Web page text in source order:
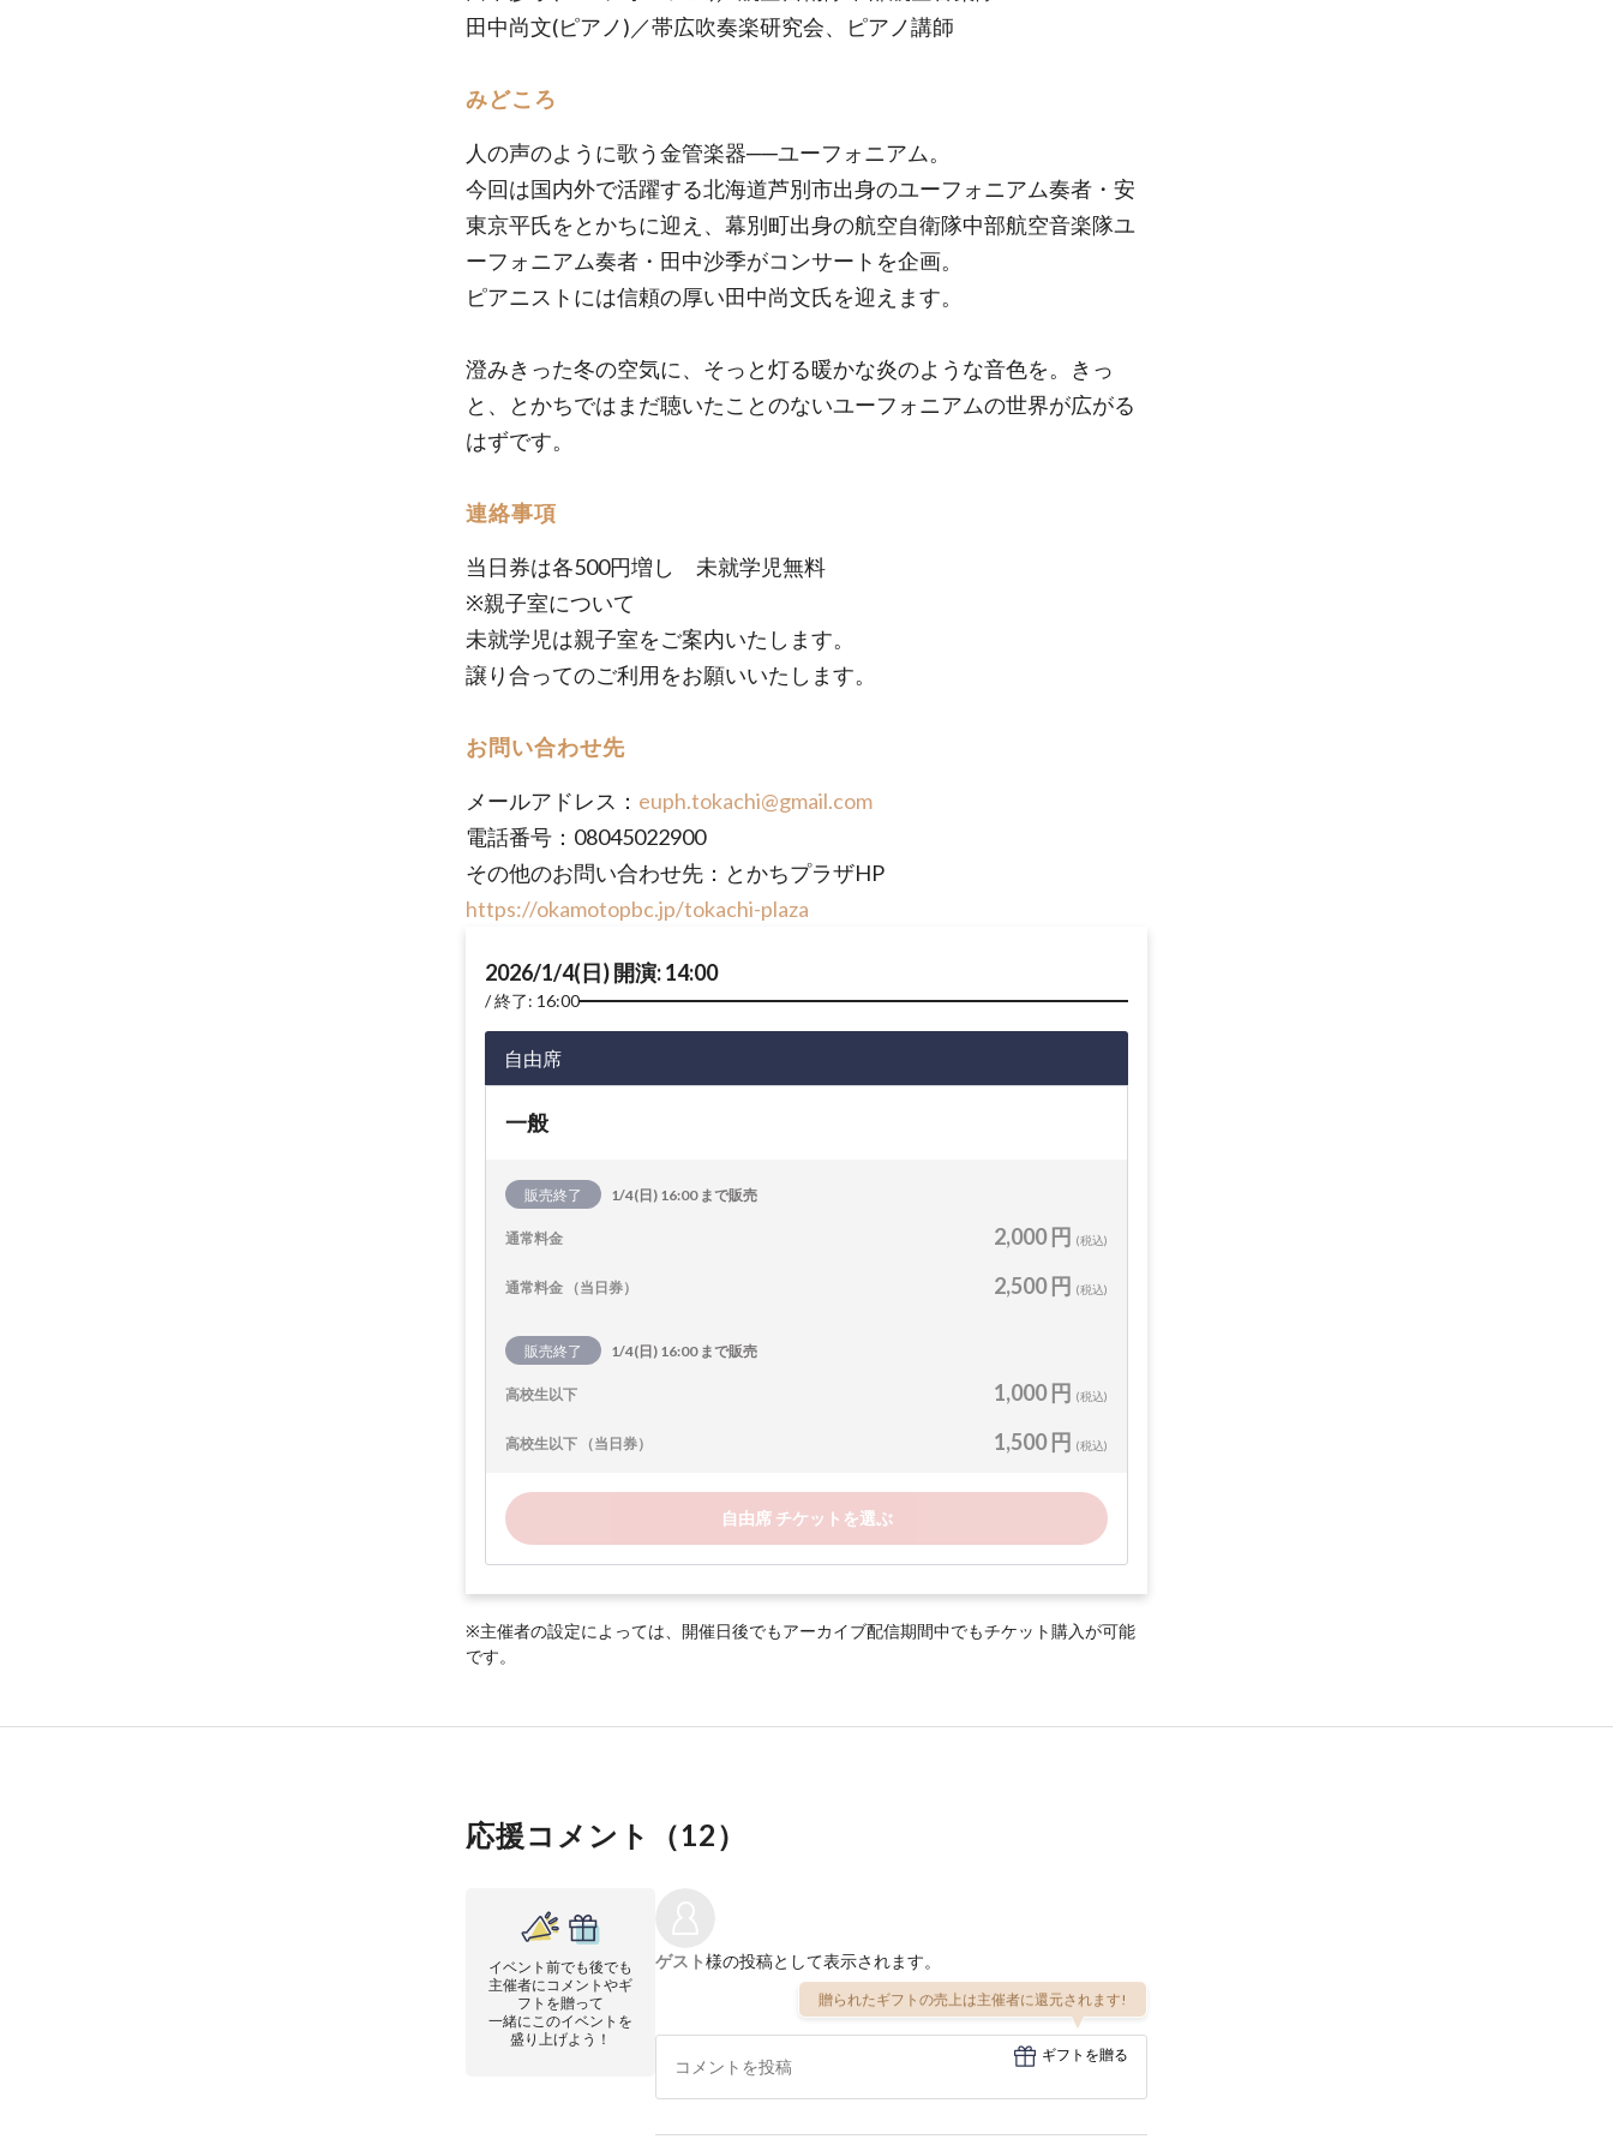
田中尚文(ピアノ)／帯広吹奏楽研究会、ピアノ講師
みどころ
人の声のように歌う金管楽器──ユーフォニアム。
今回は国内外で活躍する北海道芦別市出身のユーフォニアム奏者・安
東京平氏をとかちに迎え、幕別町出身の航空自衛隊中部航空音楽隊ユ
ーフォニアム奏者・田中沙季がコンサートを企画。
ピアニストには信頼の厚い田中尚文氏を迎えます。
澄みきった冬の空気に、そっと灯る暖かな炎のような音色を。きっ
と、とかちではまだ聴いたことのないユーフォニアムの世界が広がる
はずです。
連絡事項
当日券は各500円増し 未就学児無料
※親子室について
未就学児は親子室をご案内いたします。
譲り合ってのご利用をお願いいたします。
お問い合わせ先
メールアドレス： euph.tokachi@gmail.com
電話番号：08045022900
その他のお問い合わせ先：とかちプラザHP
https://okamotopbc.jp/tokachi-plaza
2026/1/4(日) 開演: 14:00
終了: 16:00
自由席
一般
販売終了 1/4(日) 16:00 まで販売
通常料金 2,000 円 (税込)
通常料金 （当日券） 2,500 円 (税込)
販売終了 1/4(日) 16:00 まで販売
高校生以下 1,000 円 (税込)
高校生以下 （当日券） 1,500 円 (税込)
自由席 チケットを選ぶ
※主催者の設定によっては、開催日後でもアーカイブ配信期間中でもチケット購入が可能
です。
応援コメント（12）
イベント前でも後でも
主催者にコメントやギ
フトを贈って
一緒にこのイベントを
盛り上げよう！
ゲスト様の投稿として表示されます。
贈られたギフトの売上は主催者に還元されます!
ギフトを贈る